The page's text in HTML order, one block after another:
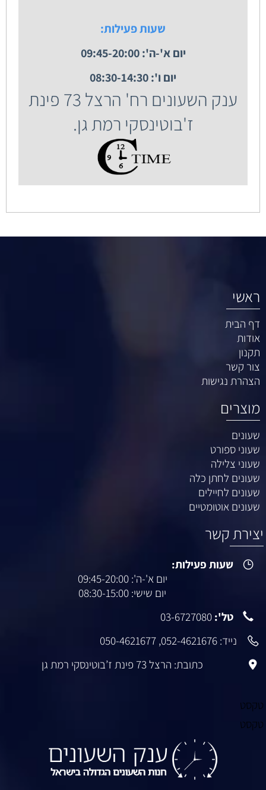
שעות פעילות:
יום א'-ה': 09:45-20:00
יום ו': 08:30-14:30
ענק השעונים רח' הרצל 73 פינת
ז'בוטינסקי רמת גן.
ראשי
דף הבית
אודות
תקנון
צור קשר
הצהרת נגישות
מוצרים
שעונים
שעוני ספורט
שעוני צלילה
שעונים לחתן כלה
שעונים לחיילים
שעונים אוטומטיים
יצירת קשר
שעות פעילות:
יום א'-ה': 09:45-20:00
יום שישי: 08:30-15:00
טל': 03-6727080
נייד: 052-4621676
,
050-4621677
כתובת: הרצל 73 פינת ז’בוטינסקי רמת גן
טקסט
טקסט